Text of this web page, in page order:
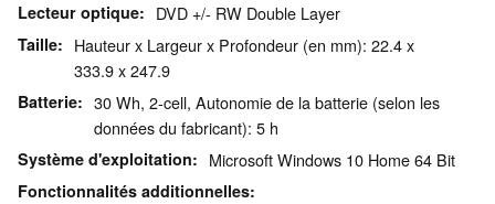
Lecteur optique DVD +/- RW Double Layer
Taille
Hauteur x Largeur x Profondeur (en mm): 22.4 x
333.9 x 247.9
Batterie
30 Wh, 2-cell, Autonomie de la batterie (selon les
données du fabricant): 5 h
Système d'exploitation Microsoft Windows 10 Home 64 Bit
Fonctionnalités additionnelles